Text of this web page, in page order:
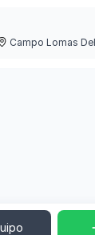
Campo Lomas